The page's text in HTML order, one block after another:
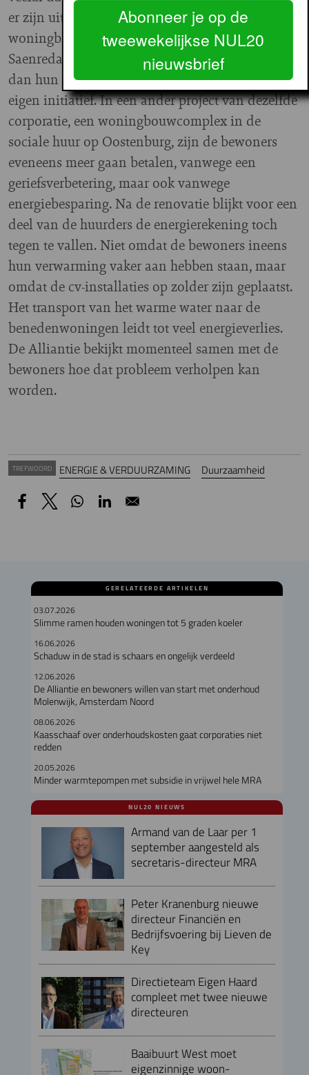
er zijn uitzonderingen, zoals in het geval van een
woningblok van de Alliantie in de
Saenredamstraat. Daar betalen de bewoners meer
dan hun energievoordeel maar doen zij dat op
eigen initiatief. In een ander project van dezelfde
corporatie, een woningbouwcomplex in de
sociale huur op Oostenburg, zijn de bewoners
eveneens meer gaan betalen, vanwege een
geriefsverbetering, maar ook vanwege
energiebesparing. Na de renovatie blijkt voor een
deel van de huurders de energierekening toch
tegen te vallen. Niet omdat de bewoners ineens
hun verwarming vaker aan hebben staan, maar
omdat de cv-installaties op zolder zijn geplaatst.
Het transport van het warme water naar de
benedenwoningen leidt tot veel energieverlies.
De Alliantie bekijkt momenteel samen met de
bewoners hoe dat probleem verholpen kan
worden.
TREFWOORD ENERGIE & VERDUURZAMING Duurzaamheid
GERELATEERDE ARTIKELEN
03.07.2026
Slimme ramen houden woningen tot 5 graden koeler
16.06.2026
Schaduw in de stad is schaars en ongelijk verdeeld
12.06.2026
De Alliantie en bewoners willen van start met onderhoud
Molenwijk, Amsterdam Noord
08.06.2026
Kaasschaaf over onderhoudskosten gaat corporaties niet
redden
20.05.2026
Minder warmtepompen met subsidie in vrijwel hele MRA
NUL20 NIEUWS
Armand van de Laar per 1
september aangesteld als
secretaris-directeur MRA
Peter Kranenburg nieuwe
directeur Financiën en
Bedrijfsvoering bij Lieven de
Key
Directieteam Eigen Haard
compleet met twee nieuwe
directeuren
Baaibuurt West moet
eigenzinnige woon-
Abonneer je op de
tweewekelijkse NUL20
nieuwsbrief